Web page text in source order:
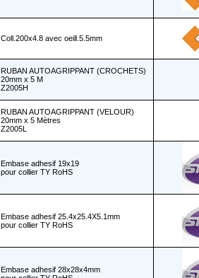
Coll.200x4.8 avec oeill.5.5mm
RUBAN AUTOAGRIPPANT (CROCHETS)
20mm x 5 M
Z2005H
RUBAN AUTOAGRIPPANT (VELOUR)
20mm x 5 Mètres
Z2005L
Embase adhesif 19x19
pour collier TY RoHS
Embase adhesif 25.4x25.4X5.1mm
pour collier TY RoHS
Embase adhesif 28x28x4mm